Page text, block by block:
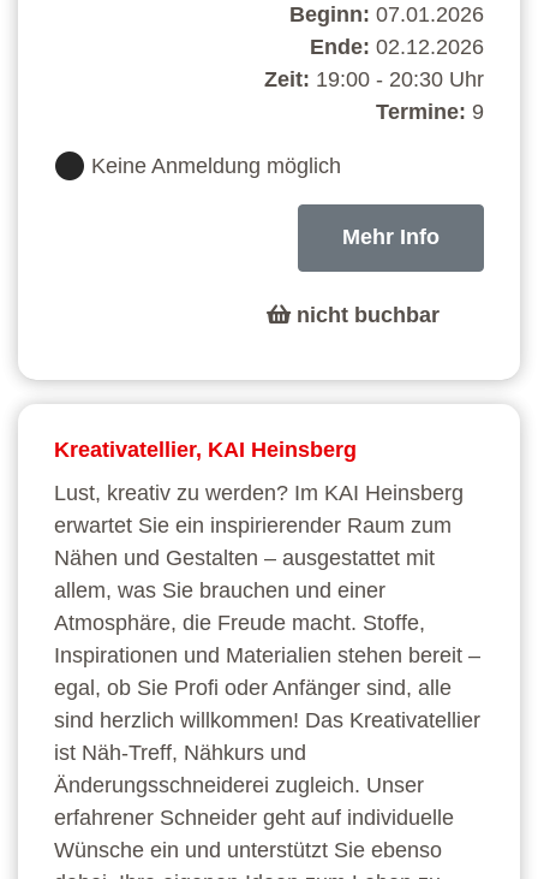
Beginn: 07.01.2026
Ende: 02.12.2026
Zeit: 19:00 - 20:30 Uhr
Termine: 9
Keine Anmeldung möglich
Mehr Info
nicht buchbar
Kreativatellier, KAI Heinsberg
Lust, kreativ zu werden? Im KAI Heinsberg
erwartet Sie ein inspirierender Raum zum
Nähen und Gestalten – ausgestattet mit
allem, was Sie brauchen und einer
Atmosphäre, die Freude macht. Stoffe,
Inspirationen und Materialien stehen bereit –
egal, ob Sie Profi oder Anfänger sind, alle
sind herzlich willkommen! Das Kreativatellier
ist Näh-Treff, Nähkurs und
Änderungsschneiderei zugleich. Unser
erfahrener Schneider geht auf individuelle
Wünsche ein und unterstützt Sie ebenso